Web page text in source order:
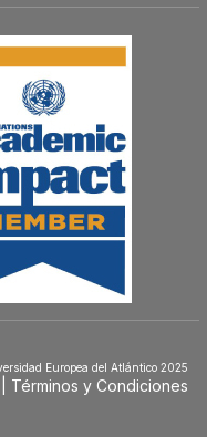
Europea del Atlántico 2025
Términos y Condiciones